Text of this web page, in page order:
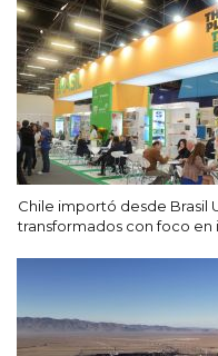
Chile importó desde Brasil
transformados con foco en